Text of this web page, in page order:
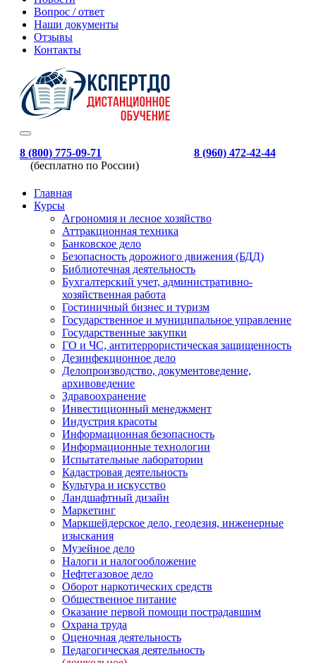
Вопрос / ответ
Наши документы
Отзывы
Контакты
8 (800) 775-09-71
(бесплатно по России)
8 (960) 472-42-44
Главная
Курсы
Агрономия и лесное хозяйство
Аттракционная техника
Банковское дело
Безопасность дорожного движения (БДД)
Библиотечная деятельность
Бухгалтерский учет, административно-
хозяйственная работа
Гостиничный бизнес и туризм
Государственное и муниципальное управление
Государственные закупки
ГО и ЧС, антитеррористическая защищенность
Дезинфекционное дело
Делопроизводство, документоведение,
архивоведение
Здравоохранение
Инвестиционный менеджмент
Индустрия красоты
Информационная безопасность
Информационные технологии
Испытательные лаборатории
Кадастровая деятельность
Культура и искусство
Ландшафтный дизайн
Маркетинг
Маркшейдерское дело, геодезия, инженерные
изыскания
Музейное дело
Налоги и налогообложение
Нефтегазовое дело
Оборот наркотических средств
Общественное питание
Оказание первой помощи пострадавшим
Охрана труда
Оценочная деятельность
Педагогическая деятельность